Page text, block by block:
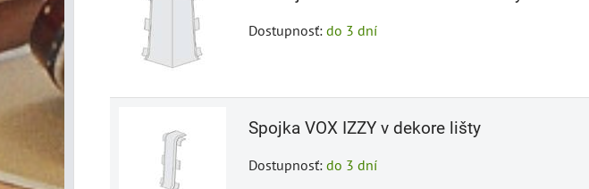
Dostupnosť: do 3 dní
Spojka VOX IZZY v dekore lišty
Dostupnosť: do 3 dní